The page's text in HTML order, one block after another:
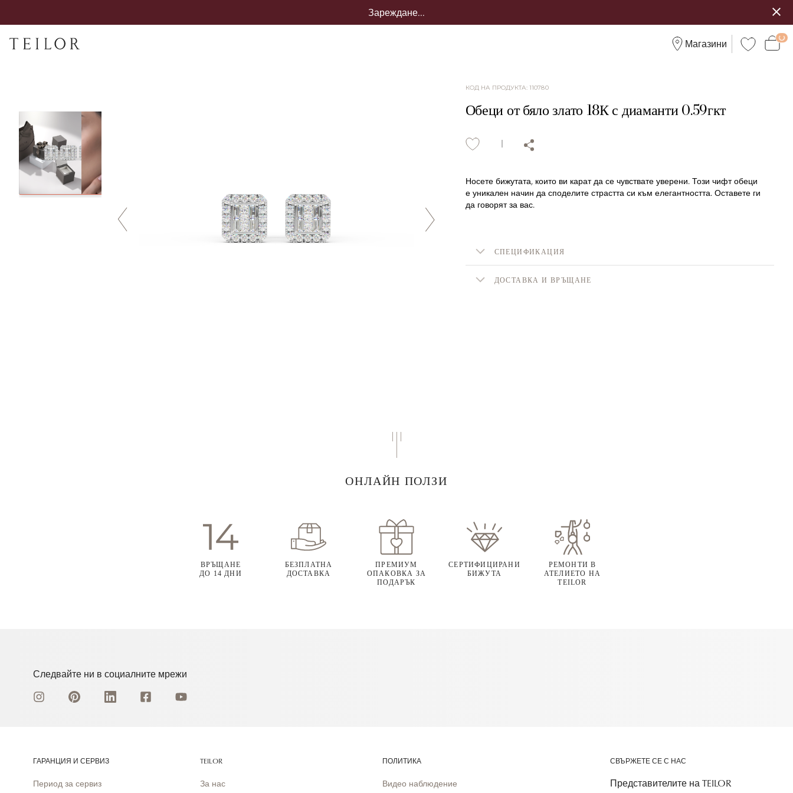
Зареждане...
Магазини
КОД НА ПРОДУКТА: 110780
Обеци от бяло злато 18К с диаманти 0.59гкт
Носете бижутата, които ви карат да се чувствате уверени. Този чифт обеци
е уникален начин да споделите страстта си към елегантността. Оставете ги
да говорят за вас.
СПЕЦИФИКАЦИЯ
ДОСТАВКА И ВРЪЩАНЕ
ОНЛАЙН ПОЛЗИ
ВРЪЩАНЕ
ДО 14 ДНИ
БЕЗПЛАТНА
ДОСТАВКА
ПРЕМИУМ
ОПАКОВКА ЗА
ПОДАРЪК
СЕРТИФИЦИРАНИ
БИЖУТА
РЕМОНТИ В
АТЕЛИЕТО НА
TEILOR
Следвайте ни в социалните мрежи
ГАРАНЦИЯ И СЕРВИЗ
Период за сервиз
TEILOR
За нас
ПОЛИТИКА
Видео наблюдение
СВЪРЖЕТЕ СЕ С НАС
Представителите на TEILOR